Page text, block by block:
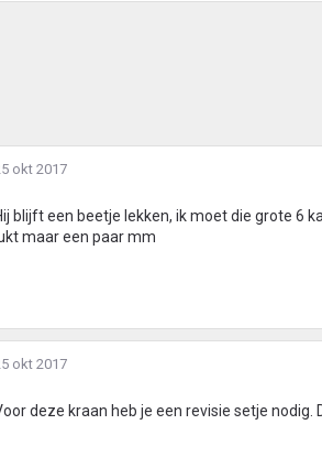
okt 2017
blijft een beetje lekken, ik moet die grote 6
maar een paar mm
okt 2017
deze kraan heb je een revisie setje nodig.